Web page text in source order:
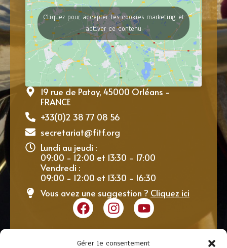
Gérer le consentement
Cliquez pour accepter les cookies marketing et
activer ce contenu
19 rue de Patay, 45000 Orléans -
FRANCE
+33(0)2 38 77 08 56
secretariat@fitf.org
Lundi au jeudi :
09:00 - 12:00 et 13:30 - 17:00
Vendredi :
09:00 - 12:00 et 13:30 - 16:30
Vous avez une suggestion ? Cliquez ici